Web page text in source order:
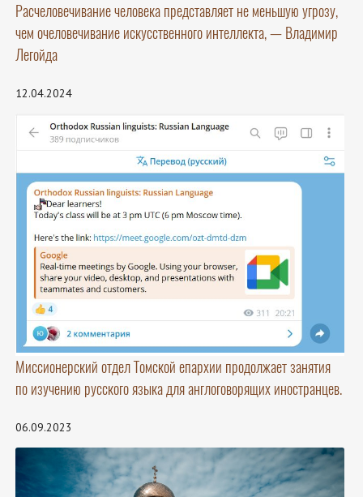
Расчеловечивание человека представляет не меньшую угрозу,
чем очеловечивание искусственного интеллекта, — Владимир
Легойда
12.04.2024
Миссионерский отдел Томской епархии продолжает занятия
по изучению русского языка для англоговорящих иностранцев.
06.09.2023